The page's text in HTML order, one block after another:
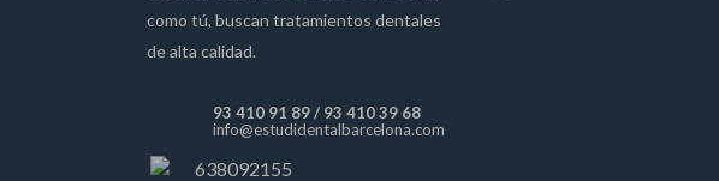
como tú, buscan tratamientos dentales
de alta calidad.
93 410 91 89/ 93 410 39 68
info@estudidentalbarcelona.com
638092155